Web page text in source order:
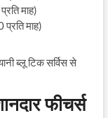
माह)
माह)
ब्लू टिक सर्विस से
फीचर्स